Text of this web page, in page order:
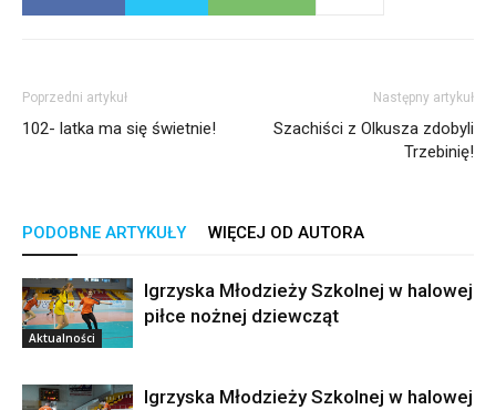
Poprzedni artykuł
102- latka ma się świetnie!
Następny artykuł
Szachiści z Olkusza zdobyli
Trzebinię!
PODOBNE ARTYKUŁY WIĘCEJ OD AUTORA
Aktualności
Igrzyska Młodzieży Szkolnej w halowej
piłce nożnej dziewcząt
Igrzyska Młodzieży Szkolnej w halowej